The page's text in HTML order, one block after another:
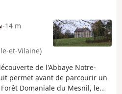
-14 m
et-Vilaine)
de l'Abbaye Notre-
permet avant de parcourir un
Domaniale du Mesnil, le